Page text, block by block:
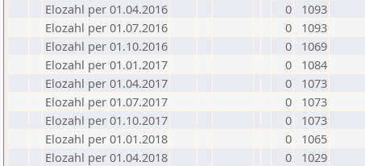
Elozahl per 01.04.2016
0
1093
Elozahl per 01.07.2016
0
1093
Elozahl per 01.10.2016
0
1069
Elozahl per 01.01.2017
0
1084
Elozahl per 01.04.2017
0
1073
Elozahl per 01.07.2017
0
1073
Elozahl per 01.10.2017
0
1073
Elozahl per 01.01.2018
0
1065
Elozahl per 01.04.2018
0
1029